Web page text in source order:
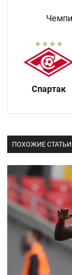
Спартак
ПОХОЖИЕ СТАТЬИ